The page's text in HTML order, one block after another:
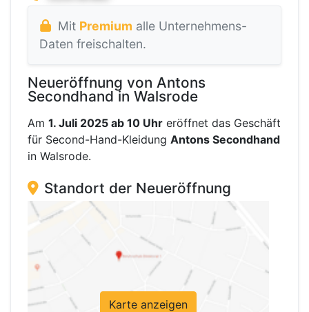
Mit Premium alle Unternehmens-
Daten freischalten.
Neueröffnung von Antons
Secondhand in Walsrode
Am 1. Juli 2025 ab 10 Uhr eröffnet das Geschäft
für Second-Hand-Kleidung Antons Secondhand
in Walsrode.
Standort der Neueröffnung
Karte anzeigen